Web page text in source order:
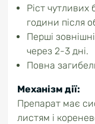
Ріст чутливих
години після
Перші
через 2-3 дні.
Повна
Механізм дії:
Препарат має
листям і